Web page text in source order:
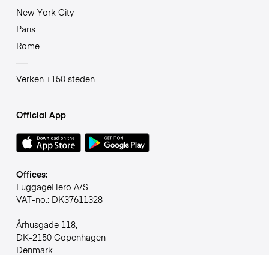
New York City
Paris
Rome
Verken +150 steden
Official App
Offices:
LuggageHero A/S
VAT-no.: DK37611328
Århusgade 118,
DK-2150 Copenhagen
Denmark